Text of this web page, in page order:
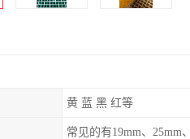
黄 蓝 黑 红等